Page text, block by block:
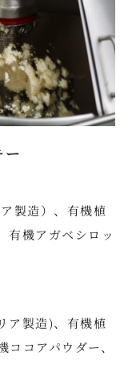
製造）、有機植
有機アガベシロッ
ア製造)、有機植
コアパウダー、